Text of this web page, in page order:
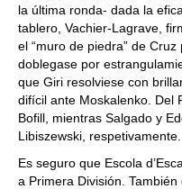
la última ronda- dada la
tablero, Vachier-Lagrave,
el “muro de piedra” de
doblegase por
que Giri resolviese con
difícil ante Moskalenko. Del
Bofill, mientras Salgado y
Libiszewski, respetivamente.
Es seguro que Escola
a Primera División.